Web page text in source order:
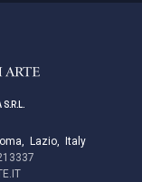
, Lazio,
Italy